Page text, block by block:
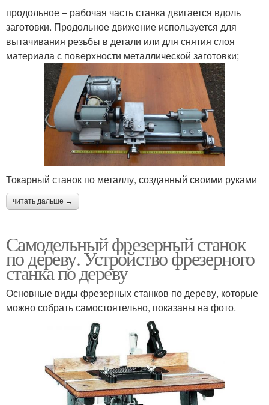
продольное – рабочая часть станка двигается вдоль
заготовки. Продольное движение используется для
вытачивания резьбы в детали или для снятия слоя
материала с поверхности металлической заготовки;
Токарный станок по металлу, созданный своими руками
читать дальше →
Самодельный фрезерный станок
по дереву. Устройство фрезерного
станка по дереву
Основные виды фрезерных станков по дереву, которые
можно собрать самостоятельно, показаны на фото.